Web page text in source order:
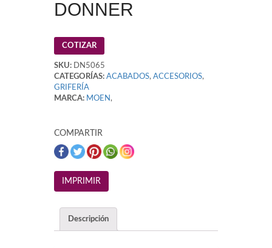
DONNER
COTIZAR
SKU: DN5065
CATEGORÍAS: ACABADOS, ACCESORIOS,
GRIFERÍA
MARCA: MOEN,
COMPARTIR
Descripción